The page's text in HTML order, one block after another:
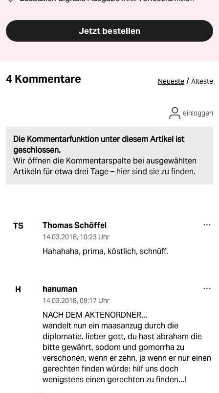
Jetzt bestellen
4 Kommentare Neueste / Älteste
Die Kommentarfunktion unter diesem Artikel ist
geschlossen.
Wir öffnen die Kommentarspalte bei ausgewählten
Artikeln für etwa drei Tage – hier sind sie zu finden.
einloggen
TS Thomas Schöffel
14.03.2018, 10:23 Uhr
Hahahaha, prima, köstlich, schnüff.
H hanuman
14.03.2018, 09:17 Uhr
NACH DEM AKTENORDNER...
wandelt nun ein maasanzug durch die
diplomatie. lieber gott, du hast abraham die
bitte gewährt, sodom und gomorrha zu
verschonen, wenn er zehn, ja wenn er nur einen
gerechten finden würde: hilf uns doch
wenigstens einen gerechten zu finden...!